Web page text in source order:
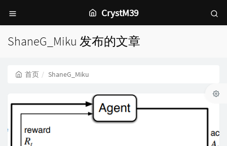
CrystM39
ShaneG_Miku 发布的文章
首页 ShaneG_Miku